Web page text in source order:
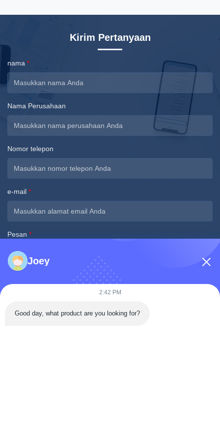
Kirim Pertanyaan
nama *
Nama Perusahaan
Nomor telepon
e-mail *
Pesan *
Kirim sekarang
Joey
2:42 PM
Good day, what product are you looking for?